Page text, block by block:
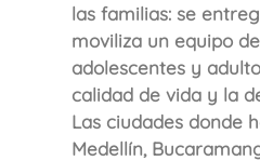
las familias: se
moviliza un equipo
adolescentes y
calidad de vida y la
Las ciudades donde
Medellín,